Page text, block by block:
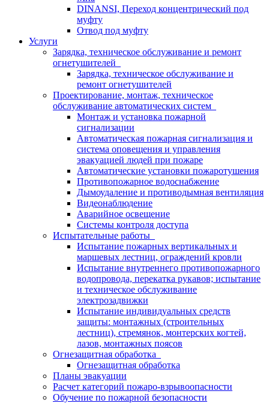
DINANSI, Переход концентрический под
муфту
Отвод под муфту
Услуги
Зарядка, техническое обслуживание и ремонт
огнетушителей
Зарядка, техническое обслуживание и
ремонт огнетушителей
Проектирование, монтаж, техническое
обслуживание автоматических систем
Монтаж и установка пожарной
сигнализации
Автоматическая пожарная сигнализация и
система оповещения и управления
эвакуацией людей при пожаре
Автоматические установки пожаротушения
Противопожарное водоснабжение
Дымоудаление и противодымная вентиляция
Видеонаблюдение
Аварийное освещение
Системы контроля доступа
Испытательные работы
Испытание пожарных вертикальных и
маршевых лестниц, ограждений кровли
Испытание внутреннего противопожарного
водопровода, перекатка рукавов; испытание
и техническое обслуживание
электрозадвижки
Испытание индивидуальных средств
защиты: монтажных (строительных
лестниц), стремянок, монтерских когтей,
лазов, монтажных поясов
Огнезащитная обработка
Огнезащитная обработка
Планы эвакуации
Расчет категорий пожаро-взрывоопасности
Обучение по пожарной безопасности